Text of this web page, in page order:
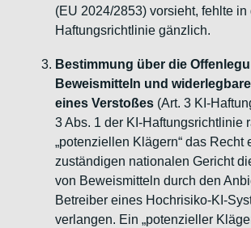
(EU 2024/2853) vorsieht, fehlte in
Haftungsrichtlinie gänzlich.
Bestimmung über die
Beweismitteln und
eines Verstoßes (Art. 3 KI-
3 Abs. 1 der KI-Haftungsrichtlinie
„potenziellen Klägern“ das Recht
zuständigen nationalen Gericht
von Beweismitteln durch den
Betreiber eines Hochrisiko-KI-
verlangen. Ein „potenzieller